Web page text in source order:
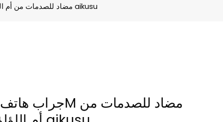
جراب هاتف ذهبي صناعي 3M مضاد للصدمات من أم اللؤلؤ، مورد تخصيص aikusu